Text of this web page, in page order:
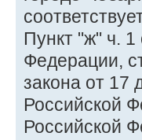
Пункт "ж" ч. 1
Федерации,
закона от 17
Российской
Российской